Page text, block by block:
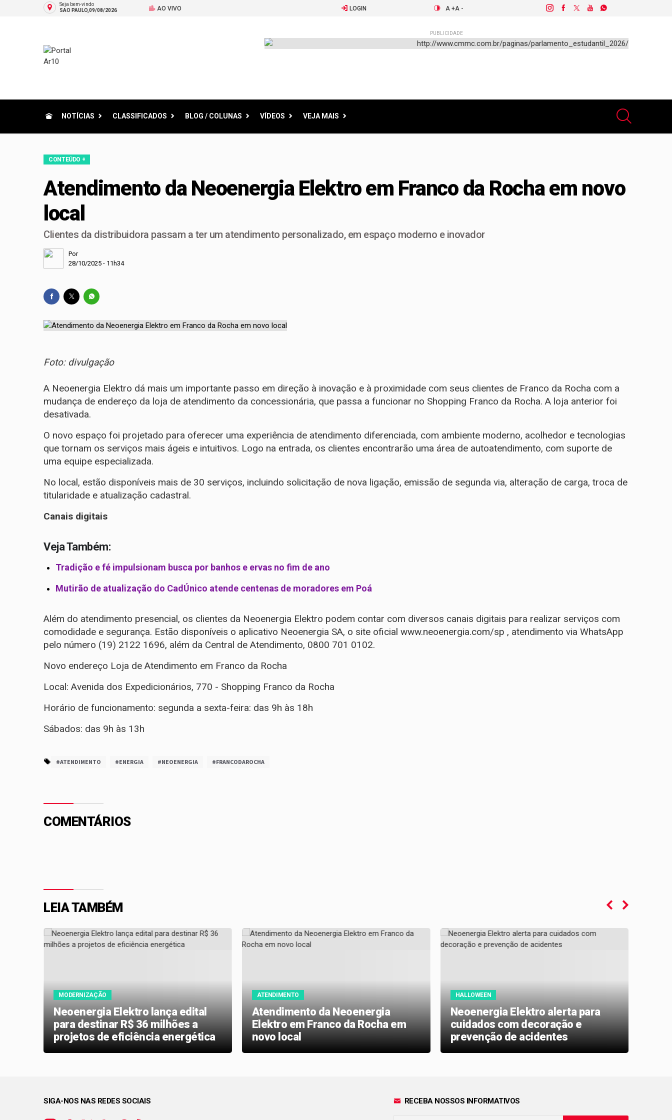
Seja bem-vindo
SAO PAULO,09/08/2026
AO VIVO LOGIN A +A -
PUBLICIDADE
NOTÍCIAS CLASSIFICADOS BLOG / COLUNAS VÍDEOS VEJA MAIS
CONTEÚDO +
Atendimento da Neoenergia Elektro em Franco da Rocha em novo
local
Clientes da distribuidora passam a ter um atendimento personalizado, em espaço moderno e inovador
Por
28/10/2025 - 11h34
Foto: divulgação
A Neoenergia Elektro dá mais um importante passo em direção à inovação e à proximidade com seus clientes de Franco da Rocha com a
mudança de endereço da loja de atendimento da concessionária, que passa a funcionar no Shopping Franco da Rocha. A loja anterior foi
desativada.
O novo espaço foi projetado para oferecer uma experiência de atendimento diferenciada, com ambiente moderno, acolhedor e tecnologias
que tornam os serviços mais ágeis e intuitivos. Logo na entrada, os clientes encontrarão uma área de autoatendimento, com suporte de
uma equipe especializada.
No local, estão disponíveis mais de 30 serviços, incluindo solicitação de nova ligação, emissão de segunda via, alteração de carga, troca de
titularidade e atualização cadastral.
Canais digitais
Veja Também:
Tradição e fé impulsionam busca por banhos e ervas no fim de ano
Mutirão de atualização do CadÚnico atende centenas de moradores em Poá
Além do atendimento presencial, os clientes da Neoenergia Elektro podem contar com diversos canais digitais para realizar serviços com
comodidade e segurança. Estão disponíveis o aplicativo Neoenergia SA, o site oficial www.neoenergia.com/sp , atendimento via WhatsApp
pelo número (19) 2122 1696, além da Central de Atendimento, 0800 701 0102.
Novo endereço Loja de Atendimento em Franco da Rocha
Local: Avenida dos Expedicionários, 770 - Shopping Franco da Rocha
Horário de funcionamento: segunda a sexta-feira: das 9h às 18h
Sábados: das 9h às 13h
#ATENDIMENTO #ENERGIA #NEOENERGIA #FRANCODAROCHA
COMENTÁRIOS
LEIA TAMBÉM
MODERNIZAÇÃO
Neoenergia Elektro lança edital
para destinar R$ 36 milhões a
projetos de eficiência energética
ATENDIMENTO
Atendimento da Neoenergia
Elektro em Franco da Rocha em
novo local
HALLOWEEN
Neoenergia Elektro alerta para
cuidados com decoração e
prevenção de acidentes
SIGA-NOS NAS REDES SOCIAIS RECEBA NOSSOS INFORMATIVOS